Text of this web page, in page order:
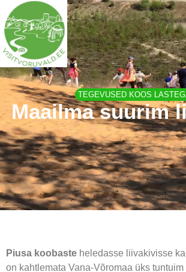
TEGEVUSED KOOS
Maailma suurim
Piusa koobaste heledasse liivakivisse
on kahtlemata Vana-Võromaa üks